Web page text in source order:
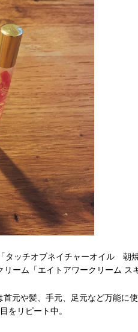
タッチオブネイチャーオイル 朝
ーム「エイトアワークリーム ス
元や髪、手元、足元など万能に
をリピート中。